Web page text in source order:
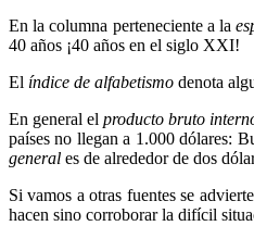
En la columna perteneciente a la
40 años ¡40 años en el siglo XXI!
El índice de alfabetismo denota
En general elproducto bruto
países no llegan a 1.000 dólares:
general es de alrededor de dos
Si vamos a otras fuentes se
hacen sino corroborar la difícil